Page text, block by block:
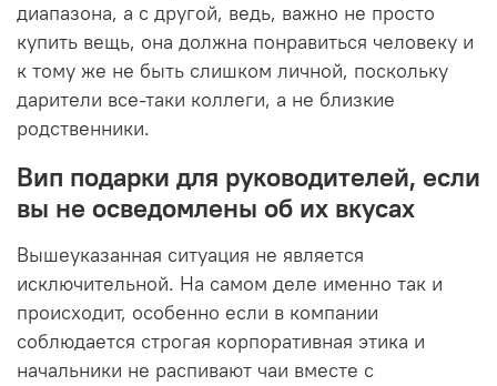
диапазона, а с другой, ведь, важно не просто
купить вещь, она должна понравиться человеку и
к тому же не быть слишком личной, поскольку
дарители все-таки коллеги, а не близкие
родственники.
Вип подарки для руководителей, если
вы не осведомлены об их вкусах
Вышеуказанная ситуация не является
исключительной. На самом деле именно так и
происходит, особенно если в компании
соблюдается строгая корпоративная этика и
начальники не распивают чаи вместе с